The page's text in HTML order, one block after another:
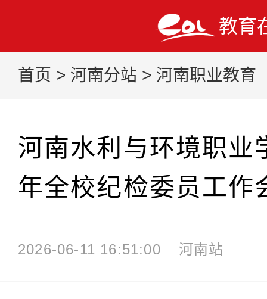
教育
首页 > 河南分站 > 河南职业教育
河南水利与环境职业
年全校纪检委员工作
2026-06-11 16:51:00 河南站